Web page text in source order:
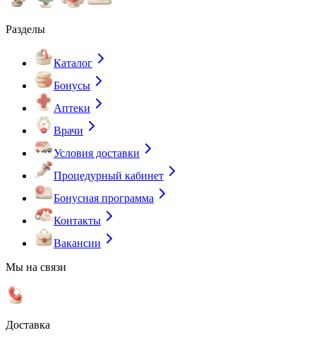
Разделы
Каталог
Бонусы
Аптеки
Врачи
Условия доставки
Процедурный кабинет
Бонусная программа
Контакты
Вакансии
Мы на связи
Доставка